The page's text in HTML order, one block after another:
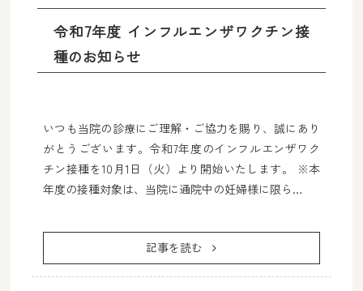
令和7年度 インフルエンザワクチン接
種のお知らせ
いつも当院の診療にご理解・ご協力を賜り、誠にあり
がとうございます。令和7年度のインフルエンザワク
チン接種を10月1日（火）より開始いたします。 ※本
年度の接種対象は、当院に通院中の妊婦様に限ら…
記事を読む
TOP